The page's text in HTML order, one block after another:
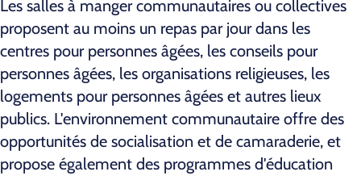
Les salles à manger communautaires ou collectives
proposent au moins un repas par jour dans les
centres pour personnes âgées, les conseils pour
personnes âgées, les organisations religieuses, les
logements pour personnes âgées et autres lieux
publics. L'environnement communautaire offre des
opportunités de socialisation et de camaraderie, et
propose également des programmes d'éducation